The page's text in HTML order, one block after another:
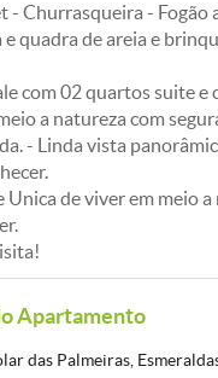
- Churrasqueira - Fogão
quadra de areia e
com 02 quartos suite e
a natureza com
- Linda vista
de viver em meio a
Apartamento
das Palmeiras,